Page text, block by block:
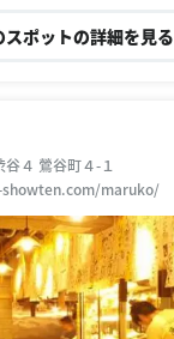
スポットの詳細を見る
４ 鶯谷町４-１
maruko/